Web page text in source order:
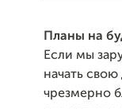
Планы на
Если мы
начать
чрезмерно